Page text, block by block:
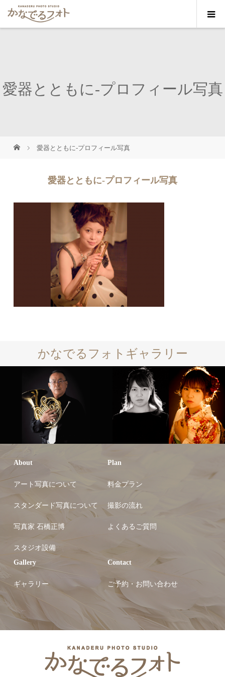
愛器とともに-プロフィール写真
愛器とともに-プロフィール写真
愛器とともに-プロフィール写真
かなでるフォトギャラリー
About
アート写真について
スタンダード写真について
写真家 石橋正博
スタジオ設備
Plan
料金プラン
撮影の流れ
よくあるご質問
Gallery
ギャラリー
Contact
ご予約・お問い合わせ